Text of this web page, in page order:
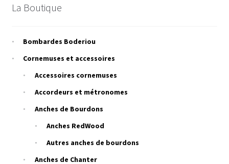
La Boutique
Bombardes Boderiou
Cornemuses et accessoires
Accessoires cornemuses
Accordeurs et métronomes
Anches de Bourdons
Anches RedWood
Autres anches de bourdons
Anches de Chanter